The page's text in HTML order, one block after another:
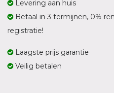
Levering aan huis
Betaal in 3 termijnen, 0%
registratie!
Laagste prijs garantie
Veilig betalen